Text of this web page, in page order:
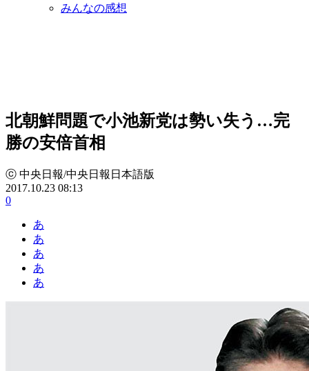
みんなの感想
北朝鮮問題で小池新党は勢い失う…完
勝の安倍首相
ⓒ 中央日報/中央日報日本語版
2017.10.23 08:13
0
あ
あ
あ
あ
あ